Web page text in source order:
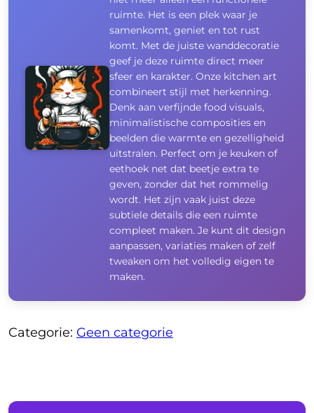
ruimte. Het is een plek waar je
samenkomt, geniet en tot rust
komt. Met de juiste wanddecoratie
geef je deze ruimte direct meer
sfeer en karakter. Onze kitchen art
combineert stijl met herkenning.
Denk aan verfijnde food visuals,
minimalistische composities en
beelden die warmte en gezelligheid
uitstralen. Perfect om je keuken of
eethoek net dat beetje extra te
geven, zonder dat het rommelig
wordt. Het zijn vaak juist deze
subtiele details die een ruimte
compleet maken. Je kunt dit design
aanpassen, variaties maken of zelf
tweaken om het volledig eigen te
maken.
Categorie: Geen categorie